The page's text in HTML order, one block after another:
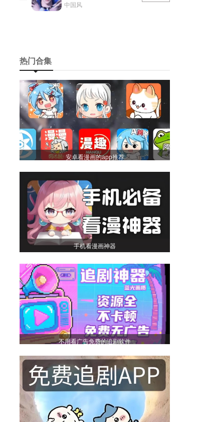
中国风
热门合集
安卓看漫画的app推荐
手机看漫画神器
不用看广告免费的追剧软件